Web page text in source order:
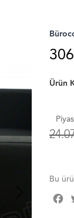
Ürün
Bu